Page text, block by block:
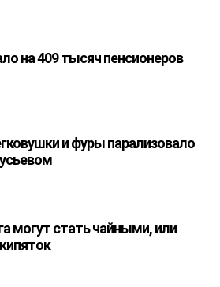
на 409 тысяч пенсионеров
и фуры парализовало
могут стать чайными, или